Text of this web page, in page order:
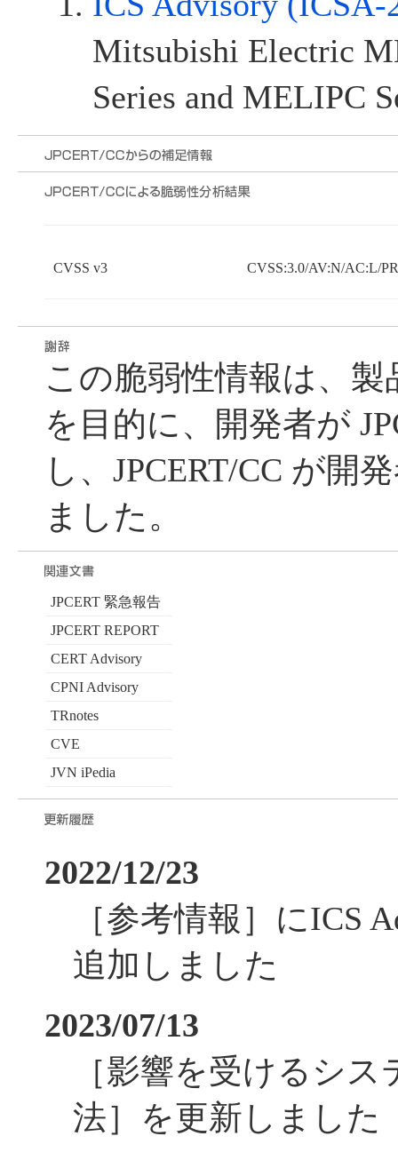
Mitsubishi Electric
Series and MELIPC
CVSS v3 CVSS:3.0/AV:N/AC:L/
この脆弱性情報は、
を目的に、開発者が
し、JPCERT/CC が開
ました。
JPCERT 緊急報告
JPCERT REPORT
CERT Advisory
CPNI Advisory
TRnotes
CVE
JVN iPedia
2022/12/23
［参考情報］にICS
追加しました
2023/07/13
［影響を受けるシ
法］を更新しました